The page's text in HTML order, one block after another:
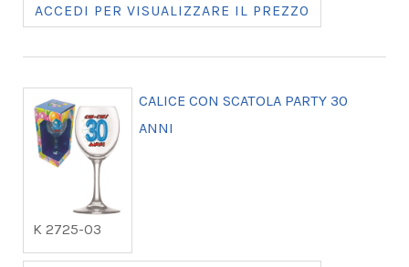
ACCEDI PER VISUALIZZARE IL PREZZO
K 2725-03
CALICE CON SCATOLA PARTY 30
ANNI